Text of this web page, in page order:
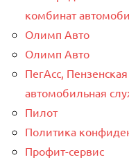
комбинат
Олимп Авто
Олимп Авто
ПегАсс,
автомобильная
Пилот
Политика
Профит-сервис